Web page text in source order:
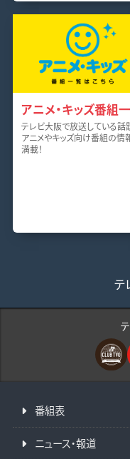
アニメ・キッズ番組
テレビ大阪で放送している話
アニメやキッズ向け番組の情
満載！
テ
番組表
ニュース・報道